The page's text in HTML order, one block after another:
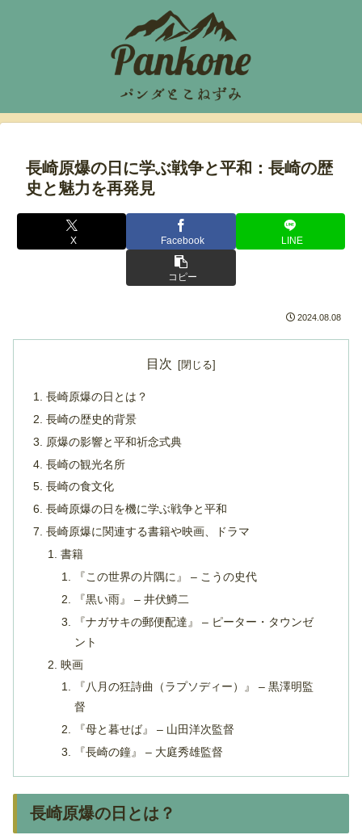
長崎原爆の日に学ぶ戦争と平和：長崎の歴
史と魅力を再発見
X Facebook LINE
コピー
2024.08.08
目次
長崎原爆の日とは？
長崎の歴史的背景
原爆の影響と平和祈念式典
長崎の観光名所
長崎の食文化
長崎原爆の日を機に学ぶ戦争と平和
長崎原爆に関連する書籍や映画、ドラマ
書籍
『この世界の片隅に』 – こうの史代
『黒い雨』 – 井伏鱒二
『ナガサキの郵便配達』 – ピーター・タウンゼ
ント
映画
『八月の狂詩曲（ラプソディー）』 – 黒澤明監
督
『母と暮せば』 – 山田洋次監督
『長崎の鐘』 – 大庭秀雄監督
長崎原爆の日とは？